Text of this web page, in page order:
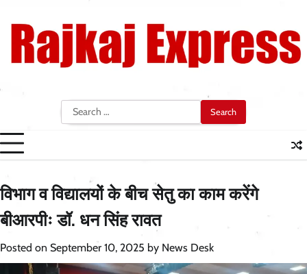
content
Search
for:
विभाग व विद्यालयों के बीच सेतु का काम करेंगे
बीआरपीः डॉ. धन सिंह रावत
Posted on September 10, 2025 by News Desk